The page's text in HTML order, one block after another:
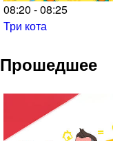
08:20 - 08:25
Три кота
Прошедшее